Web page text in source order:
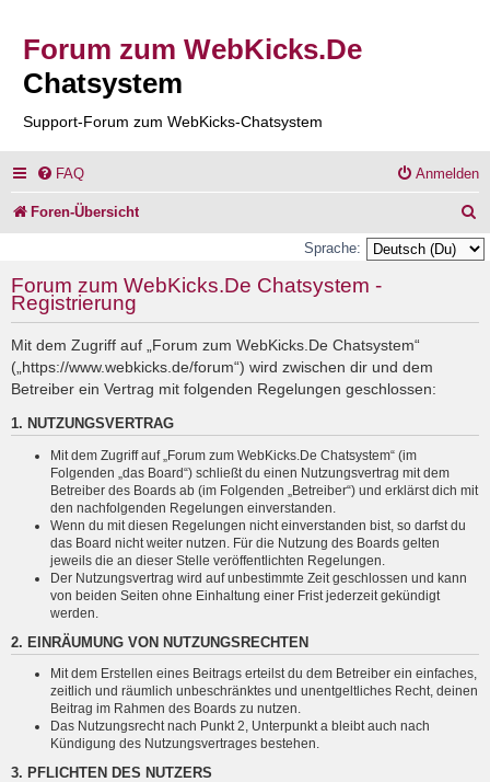
Forum zum WebKicks.De
Chatsystem
Support-Forum zum WebKicks-Chatsystem
FAQ Anmelden
Foren-Übersicht
u
Sprache:
Forum zum WebKicks.De Chatsystem -
Registrierung
Mit dem Zugriff auf „Forum zum WebKicks.De Chatsystem“
(„https://www.webkicks.de/forum“) wird zwischen dir und dem
Betreiber ein Vertrag mit folgenden Regelungen geschlossen:
1. NUTZUNGSVERTRAG
Mit dem Zugriff auf „Forum zum WebKicks.De Chatsystem“ (im
Folgenden „das Board“) schließt du einen Nutzungsvertrag mit dem
Betreiber des Boards ab (im Folgenden „Betreiber“) und erklärst dich mit
den nachfolgenden Regelungen einverstanden.
Wenn du mit diesen Regelungen nicht einverstanden bist, so darfst du
das Board nicht weiter nutzen. Für die Nutzung des Boards gelten
jeweils die an dieser Stelle veröffentlichten Regelungen.
Der Nutzungsvertrag wird auf unbestimmte Zeit geschlossen und kann
von beiden Seiten ohne Einhaltung einer Frist jederzeit gekündigt
werden.
2. EINRÄUMUNG VON NUTZUNGSRECHTEN
Mit dem Erstellen eines Beitrags erteilst du dem Betreiber ein einfaches,
zeitlich und räumlich unbeschränktes und unentgeltliches Recht, deinen
Beitrag im Rahmen des Boards zu nutzen.
Das Nutzungsrecht nach Punkt 2, Unterpunkt a bleibt auch nach
Kündigung des Nutzungsvertrages bestehen.
3. PFLICHTEN DES NUTZERS